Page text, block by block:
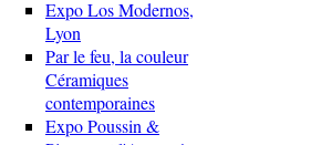
Expo Los Modernos,
Lyon
Par le feu, la couleur
Céramiques
contemporaines
Expo Poussin &